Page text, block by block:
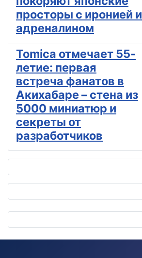
просторы с иронией и
адреналином
Tomica отмечает 55-
летие: первая
встреча фанатов в
Акихабаре – стена из
5000 миниатюр и
секреты от
разработчиков